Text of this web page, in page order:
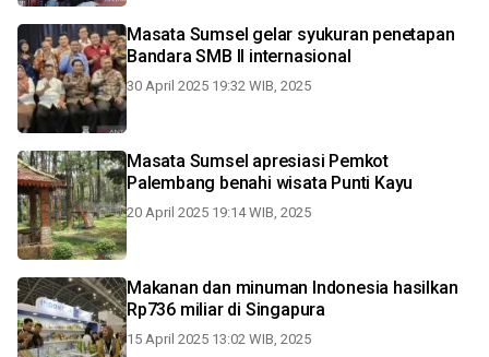
Masata Sumsel gelar syukuran penetapan
Bandara SMB II internasional
30 April 2025 19:32 WIB, 2025
Masata Sumsel apresiasi Pemkot
Palembang benahi wisata Punti Kayu
20 April 2025 19:14 WIB, 2025
Makanan dan minuman Indonesia hasilkan
Rp736 miliar di Singapura
15 April 2025 13:02 WIB, 2025